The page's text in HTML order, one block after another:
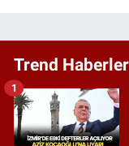
Trend Haberler
1